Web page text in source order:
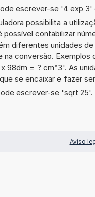
escrever-se '4 exp 3'
possibilita a
possível contabilizar
diferentes unidades
na conversão.
98dm = ? cm^3'. As
se encaixar e fazer
escrever-se 'sqrt 25'.
Aviso